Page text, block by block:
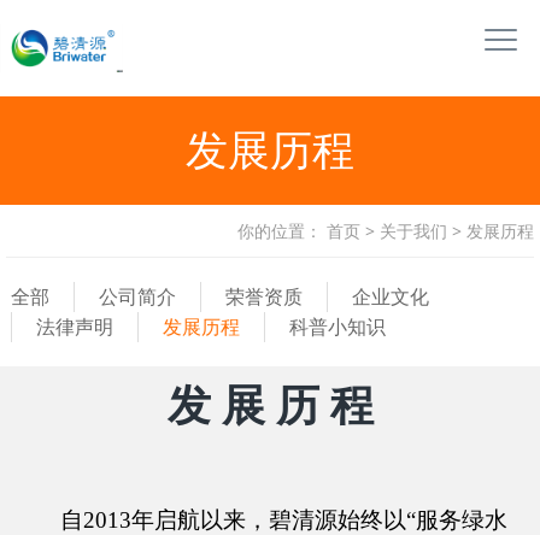
发展历程
你的位置： 首页 > 关于我们 > 发展历程
全部 公司简介 荣誉资质
企业文化
法律声明
发展历程 科普小知识
发 展 历 程
自2013年启航以来，碧清源始终以“服务绿水